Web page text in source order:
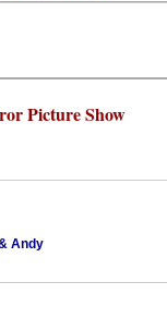
Picture Show
Andy